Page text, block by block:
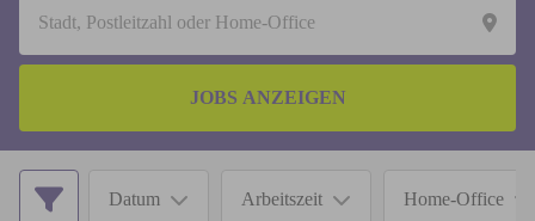
JOBS ANZEIGEN
Datum Arbeitszeit Home-Office